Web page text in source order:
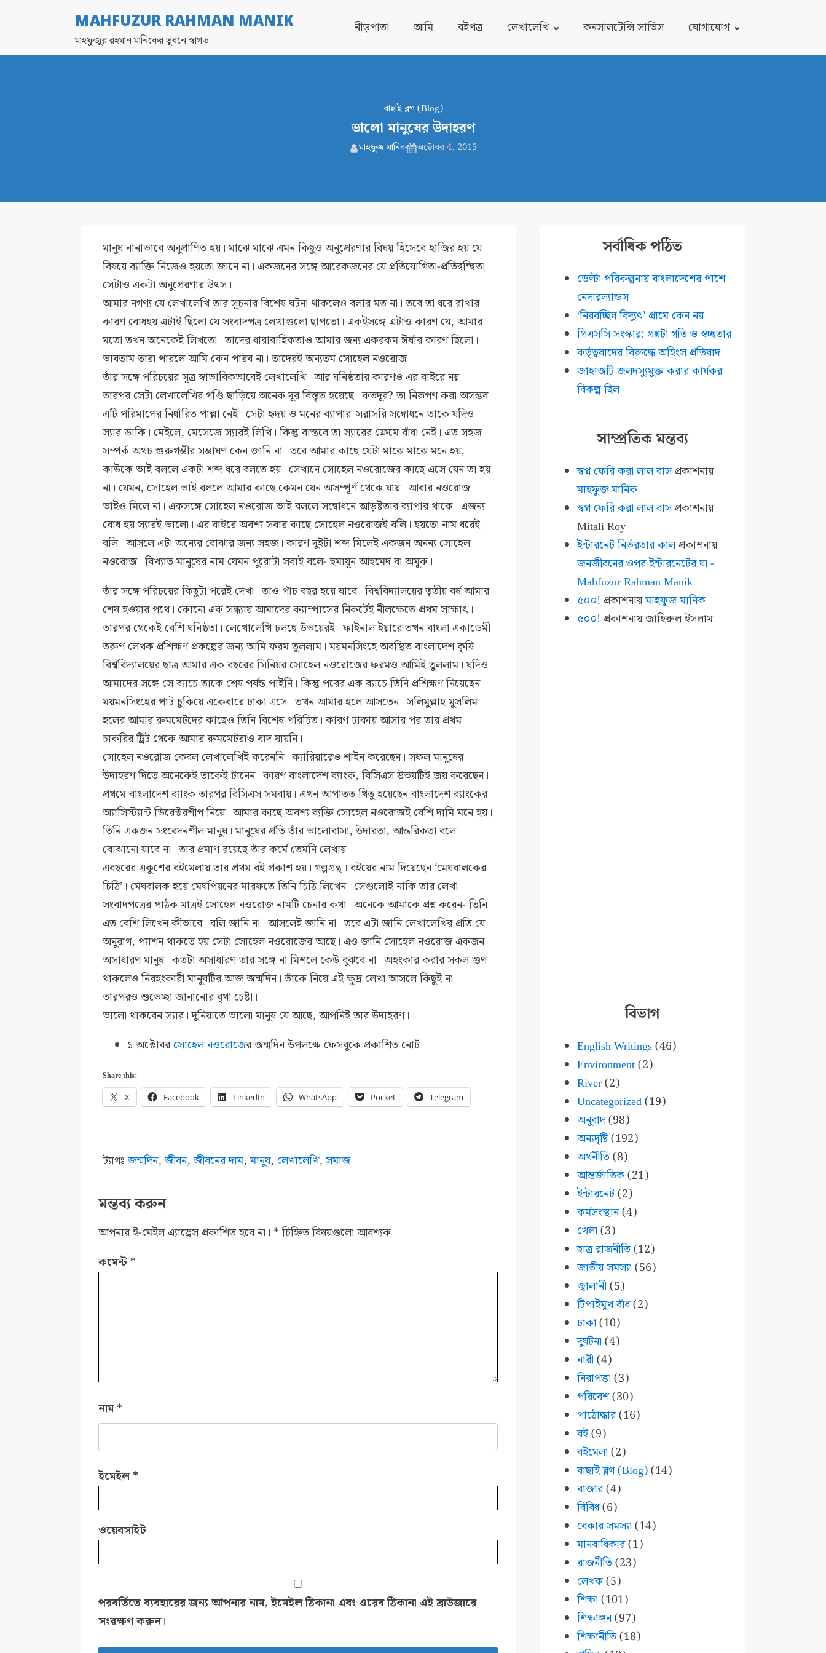
MAHFUZUR RAHMAN MANIK
মাহফুজুর রহমান মানিকের ভুবনে স্বাগত
নীড়পাতা আমি বইপত্র লেখালেখি কনসালটেন্সি সার্ভিস যোগাযোগ
বাছাই ব্লগ (Blog)
ভালো মানুষের উদাহরণ
মাহফুজ মানিক অক্টোবর 4, 2015
মানুষ নানাভাবে অনুপ্রাণিত হয়। মাঝে মাঝে এমন কিছুও অনুপ্রেরণার বিষয় হিসেবে হাজির হয় যে
বিষয়ে ব্যাক্তি নিজেও হয়তো জানে না। একজনের সঙ্গে আরেকজনের যে প্রতিযোগিতা-প্রতিদ্বন্দ্বিতা
সেটাও একটা অনুপ্রেরণার উৎস।
আমার নগণ্য যে লেখালেখি তার সূচনার বিশেষ ঘটনা থাকলেও বলার মত না। তবে তা ধরে রাখার
কারণ বোধহয় এটাই ছিলো যে সংবাদপত্র লেখাগুলো ছাপতো। একইসঙ্গে এটাও কারণ যে, আমার
মতো তখন অনেকেই লিখতো। তাদের ধারাবাহিকতাও আমার জন্য একরকম ঈর্ষার কারণ ছিলো।
ভাবতাম তারা পারলে আমি কেন পারব না। তাদেরই অন্যতম সোহেল নওরোজ।
তাঁর সঙ্গে পরিচয়ের সূত্র স্বাভাবিকভাবেই লেখালেখি। আর ঘনিষ্ঠতার কারণও এর বাইরে নয়।
তারপর সেটা লেখালেখির গণ্ডি ছাড়িয়ে অনেক দূর বিস্তৃত হয়েছে। কতদূর? তা নিরূপণ করা অসম্ভব।
এটি পরিমাপের নির্ধারিত পাল্লা নেই। সেটা হৃদয় ও মনের ব্যাপার।সরাসরি সম্বোধনে তাকে যদিও
স্যার ডাকি। মেইলে, মেসেজে স্যারই লিখি। কিন্তু বাস্তবে তা স্যারের ফ্রেমে বাঁধা নেই। এত সহজ
সম্পর্ক অথচ গুরুগম্ভীর সম্ভাষণ কেন জানি না। তবে আমার কাছে যেটা মাঝে মাঝে মনে হয়,
কাউকে ভাই বললে একটা শব্দ ধরে বলতে হয়। সেখানে সোহেল নওরোজের কাছে এসে যেন তা হয়
না। যেমন, সোহেল ভাই বললে আমার কাছে কেমন যেন অসম্পূর্ণ থেকে যায়। আবার নওরোজ
ভাইও মিলে না। একসঙ্গে সোহেল নওরোজ ভাই বললে সম্বোধনে আড়ষ্টতার ব্যাপার থাকে। এজন্য
বোধ হয় স্যারই ভালো। এর বাইরে অবশ্য সবার কাছে সোহেল নওরোজই বলি। হয়তো নাম ধরেই
বলি। আসলে এটা অন্যের বোঝার জন্য সহজ। কারণ দুইটা শব্দ মিলেই একজন অনন্য সোহেল
নওরোজ। বিখ্যাত মানুষের নাম যেমন পুরোটা সবাই বলে- হুমায়ূন আহমেদ বা অমুক।
তাঁর সঙ্গে পরিচয়ের কিছুটা পরেই দেখা। তাও পাঁচ বছর হয়ে যাবে। বিশ্ববিদ্যালয়ের তৃতীয় বর্ষ আমার
শেষ হওয়ার পথে। কোনো এক সন্ধ্যায় আমাদের ক্যাম্পাসের নিকটেই নীলক্ষেতে প্রথম সাক্ষাৎ।
তারপর থেকেই বেশি ঘনিষ্ঠতা। লেখোলেখি চলছে উভয়েরই। ফাইনাল ইয়ারে তখন বাংলা একাডেমী
তরুণ লেখক প্রশিক্ষণ প্রকল্পের জন্য আমি ফরম তুললাম। ময়মনসিংহে অবস্থিত বাংলাদেশ কৃষি
বিশ্ববিদ্যালয়ের ছাত্র আমার এক বছরের সিনিয়র সোহেল নওরোজের ফরমও আমিই তুললাম। যদিও
আমাদের সঙ্গে সে ব্যাচে তাকে শেষ পর্যন্ত পাইনি। কিন্তু পরের এক ব্যাচে তিনি প্রশিক্ষণ নিয়েছেন
ময়মনসিংহের পাট চুকিয়ে একেবারে ঢাকা এসে। তখন আমার হলে আসতেন। সলিমুল্লাহ মুসলিম
হলের আমার রুমমেটদের কাছেও তিনি বিশেষ পরিচিত। কারণ ঢাকায় আসার পর তার প্রথম
চাকরির ট্রিট থেকে আমার রুমমেটরাও বাদ যায়নি।
সোহেল নওরোজ কেবল লেখালেখিই করেননি। ক্যারিয়ারেও শাইন করেছেন। সফল মানুষের
উদাহরণ দিতে অনেকেই তাকেই টানেন। কারণ বাংলাদেশ ব্যাংক, বিসিএস উভয়টিই জয় করেছেন।
প্রথমে বাংলাদেশ ব্যাংক তারপর বিসিএস সমবায়। এখন আপাতত থিতু হয়েছেন বাংলাদেশ ব্যাংকের
অ্যাসিস্ট্যান্ট ডিরেক্টরশীপ নিয়ে। আমার কাছে অবশ্য ব্যক্তি সোহেল নওরোজই বেশি দামি মনে হয়।
তিনি একজন সংবেদনশীল মানুষ। মানুষের প্রতি তাঁর ভালোবাসা, উদারতা, আন্তরিকতা বলে
বোঝানো যাবে না। তার প্রমাণ রয়েছে তাঁর কর্মে তেমনি লেখায়।
এবছরের একুশের বইমেলায় তার প্রথম বই প্রকাশ হয়। গল্পগ্রন্থ। বইয়ের নাম দিয়েছেন ‘মেঘবালকের
চিঠি’। মেঘবালক হয়ে মেঘপিয়নের মারফতে তিনি চিঠি লিখেন। সেগুলোই নাকি তার লেখা।
সংবাদপত্রের পাঠক মাত্রই সোহেল নওরোজ নামটি চেনার কথা। অনেকে আমাকে প্রশ্ন করেন- তিনি
এত বেশি লিখেন কীভাবে। বলি জানি না। আসলেই জানি না। তবে এটা জানি লেখালেখির প্রতি যে
অনুরাগ, প্যাশন থাকতে হয় সেটা সোহেল নওরোজের আছে। এও জানি সোহেল নওরোজ একজন
অসাধারণ মানুষ। কতটা অসাধারণ তার সঙ্গে না মিশলে কেউ বুঝবে না। অহংকার করার সকল গুণ
থাকলেও নিরহংকারী মানুষটির আজ জন্মদিন। তাঁকে নিয়ে এই ক্ষুদ্র লেখা আসলে কিছুই না।
তারপরও শুভেচ্ছা জানানোর বৃথা চেষ্টা।
ভালো থাকবেন স্যার। দুনিয়াতে ভালো মানুষ যে আছে, আপনিই তার উদাহরণ।
১ অক্টোবরসোহেল নওরোজের জন্মদিন উপলক্ষে ফেসবুকে প্রকাশিত নোট
Share this:
X Facebook LinkedIn WhatsApp Pocket Telegram
ট্যাগঃজন্মদিন,জীবন,জীবনের দাম,মানুষ,লেখালেখি,সমাজ
মন্তব্য করুন
আপনার ই-মেইল এ্যাড্রেস প্রকাশিত হবে না। * চিহ্নিত বিষয়গুলো আবশ্যক।
কমেন্ট *
নাম*
ইমেইল*
ওয়েবসাইট
পরবর্তিতে ব্যবহারের জন্য আপনার নাম, ইমেইল ঠিকানা এবং ওয়েব ঠিকানা এই ব্রাউজারে
সংরক্ষণ করুন।
সর্বাধিক পঠিত
ডেল্টা পরিকল্পনায় বাংলাদেশের পাশে
নেদারল্যান্ডস
‘নিরবচ্ছিন্ন বিদ্যুৎ’ গ্রামে কেন নয়
পিএসসি সংস্কার: প্রশ্নটা গতি ও স্বচ্ছতার
কর্তৃত্ববাদের বিরুদ্ধে অহিংস প্রতিবাদ
জাহাজটি জলদস্যুমুক্ত করার কার্যকর
বিকল্প ছিল
সাম্প্রতিক মন্তব্য
স্বপ্ন ফেরি করা লাল বাসপ্রকাশনায়
মাহফুজ মানিক
স্বপ্ন ফেরি করা লাল বাসপ্রকাশনায়
Mitali Roy
ইন্টারনেট নির্ভরতার কালপ্রকাশনায়
জনজীবনের ওপর ইন্টারনেটের ঘা -
Mahfuzur Rahman Manik
৫০০! প্রকাশনায়মাহফুজ মানিক
৫০০! প্রকাশনায়জাহিরুল ইসলাম
বিভাগ
English Writings(46)
Environment(2)
River(2)
Uncategorized(19)
অনুবাদ(98)
অন্যদৃষ্টি(192)
অর্থনীতি(8)
আন্তর্জাতিক(21)
ইন্টারনেট(2)
কর্মসংস্থান(4)
খেলা (3)
ছাত্র রাজনীতি(12)
জাতীয় সমস্যা (56)
জ্বালানী (5)
টিপাইমুখ বাঁধ(2)
ঢাকা (10)
দুর্ঘটনা (4)
নারী (4)
নিরাপত্তা (3)
পরিবেশ(30)
পাঠোদ্ধার(16)
বই(9)
বইমেলা (2)
বাছাই ব্লগ (Blog)(14)
বাজার(4)
বিবিধ(6)
বেকার সমস্যা (14)
মানবাধিকার(1)
রাজনীতি(23)
লেখক(5)
শিক্ষা (101)
শিক্ষাঙ্গন(97)
শিক্ষানীতি(18)